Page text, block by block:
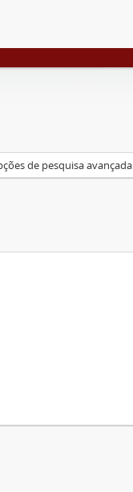
de pesquisa avançada